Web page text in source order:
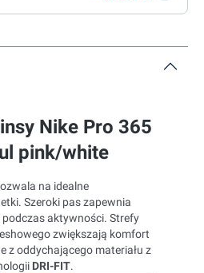
Nike Pro 365
pink/white
na idealne
Szeroki pas zapewnia
aktywności. Strefy
zwiększają komfort
z oddychającego materiału z
DRI-FIT.